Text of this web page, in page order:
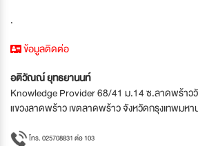
.
ข้อมูลติดต่อ
อติวัณณ์ ยุทธยานนท์
Knowledge Provider 68/41 ม.14 ซ.ลาดพร้าว
แขวงลาดพร้าว เขตลาดพร้าว จังหวัดกรุงเทพมหา
โทร. 025708831 ต่อ 103